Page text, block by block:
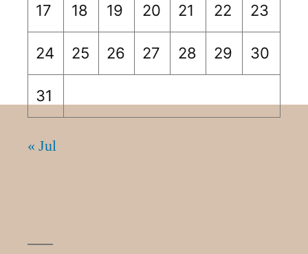
17 18 19 20 21 22 23
24 25 26 27 28 29 30
31
« Jul